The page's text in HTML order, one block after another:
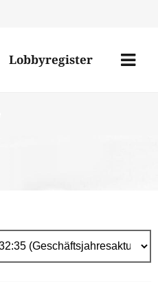
Lobbyregister
Menü